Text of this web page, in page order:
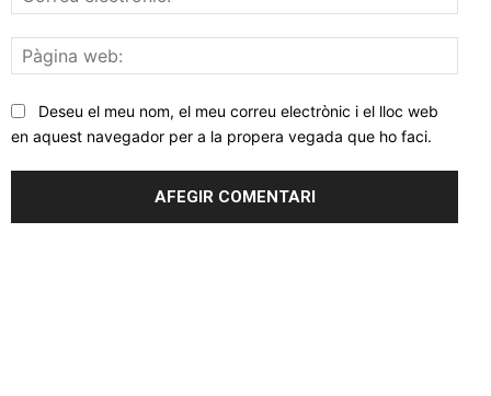
web:
Deseu el meu nom, el meu correu electrònic i el lloc web
en aquest navegador per a la propera vegada que ho faci.